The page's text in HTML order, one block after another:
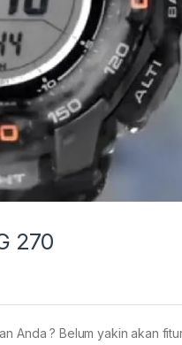
270
Anda ? Belum yakin akan